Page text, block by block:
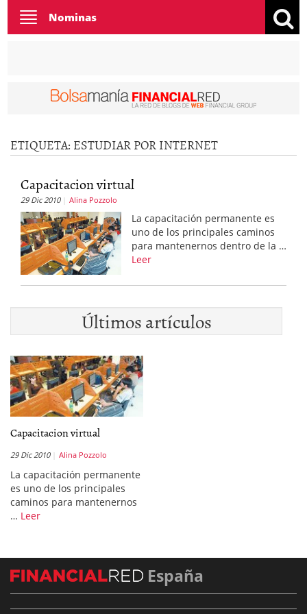
Toggle
navigation
Nominas
ETIQUETA: ESTUDIAR POR INTERNET
Capacitacion virtual
29 Dic 2010 Alina Pozzolo
La capacitación permanente es
uno de los principales caminos
para mantenernos dentro de la …
Leer
Últimos artículos
Capacitacion virtual
29 Dic 2010 Alina Pozzolo
La capacitación permanente
es uno de los principales
caminos para mantenernos
… Leer
España